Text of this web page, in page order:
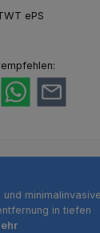
ePS
in tiefen